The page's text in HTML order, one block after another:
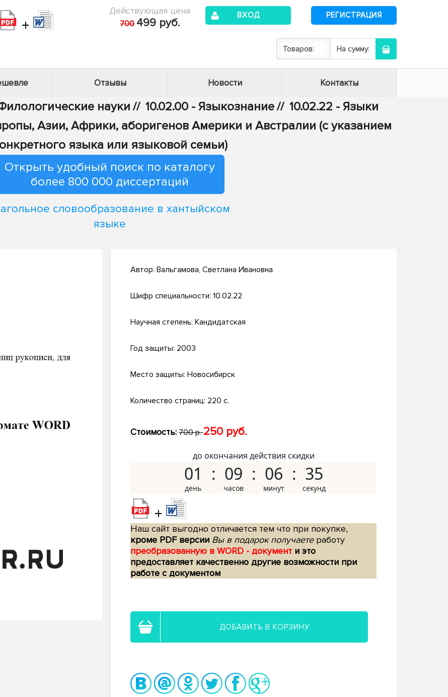
+
Действующая цена
700 499 руб.
ВХОД РЕГИСТРАЦИЯ
Товаров: На сумму:
Отзывы Новости Контакты
науки // 10.02.00 - Языкознание// 10.02.22 - Языки
Азии, Африки, аборигенов Америки и Австралии (с указанием
языка или языковой семьи)
Открыть удобный поиск по каталогу
более 800 000 диссертаций
словообразование в хантыйском
языке
Автор: Вальгамова, Светлана Ивановна
Шифр специальности: 10.02.22
Научная степень: Кандидатская
Год защиты: 2003
Место защиты: Новосибирск
Количество страниц: 220 с.
Стоимость: 700 р.250 руб.
до окончания действия скидки
01 09 06 34
+
Наш сайт выгодно отличается тем что при покупке,
кроме PDF версии Вы в подарок получаетеработу
преобразованную в WORD - документ и это
предоставляет качественно другие возможности при
работе с документом
ДОБАВИТЬ В КОРЗИНУ